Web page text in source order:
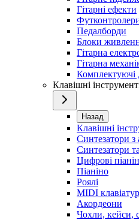
Гітарні ефекти
Педалборди
Блоки
Гітарна
Гітарна
Комплектуючі
Клавішні
Назад
Клавішні
Синтезатори
Синтезатори
Цифрові
Піаніно
Роялі
MIDI
Акордеони
Чохли, кейси,